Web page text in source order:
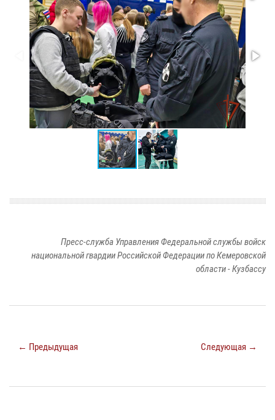
Пресс-служба Управления Федеральной службы войск
национальной гвардии Российской Федерации по Кемеровской
области - Кузбассу
← Предыдущая Следующая →